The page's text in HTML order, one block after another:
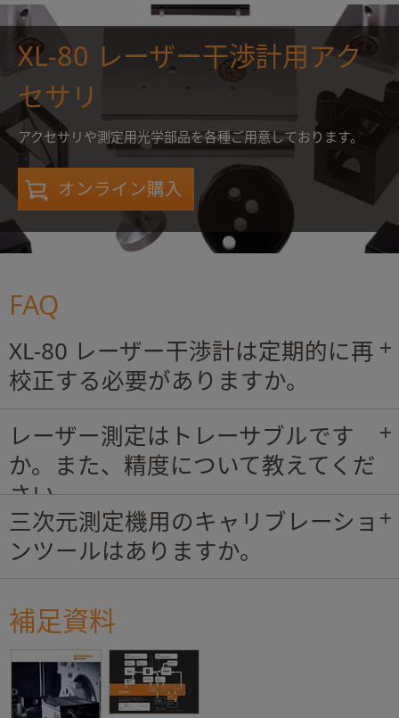
XL-80 レーザー干渉計用アク
セサリ
アクセサリや測定用光学部品を各種ご用意しております。
オンライン購入
FAQ
XL-80 レーザー干渉計は定期的に再
校正する必要がありますか。
レーザー測定はトレーサブルです
か。また、精度について教えてくだ
さい。
三次元測定機用のキャリブレーショ
ンツールはありますか。
補足資料